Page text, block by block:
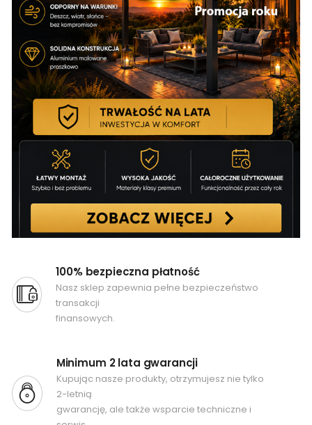
100% bezpieczna płatność
Nasz sklep zapewnia pełne bezpieczeństwo
transakcji
finansowych.
Minimum 2 lata gwarancji
Kupując nasze produkty, otrzymujesz nie tylko
2-letnią
gwarancję, ale także wsparcie techniczne i